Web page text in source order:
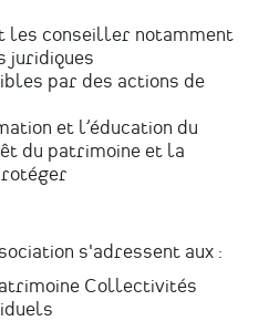
les conseiller notamment
juridiques
par des actions de
et l’éducation du
du patrimoine et la
s'adressent aux :
Collectivités